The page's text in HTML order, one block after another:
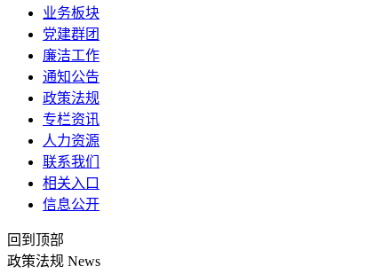
业务板块
党建群团
廉洁工作
通知公告
政策法规
专栏资讯
人力资源
联系我们
相关入口
信息公开
回到顶部
政策法规 News